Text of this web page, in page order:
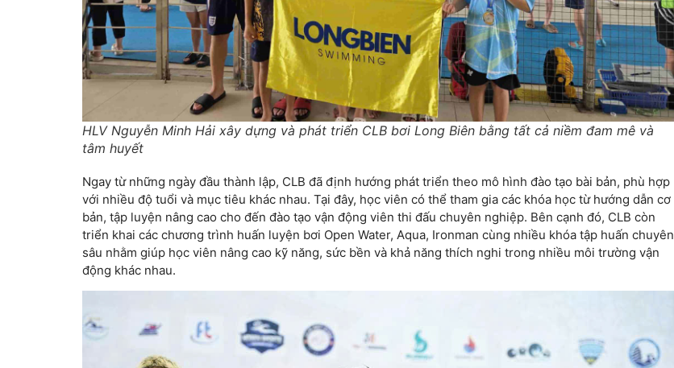
HLV Nguyễn Minh Hải xây dựng và phát triển CLB bơi Long Biên bằng tất cả niềm đam mê và
tâm huyết
Ngay từ những ngày đầu thành lập, CLB đã định hướng phát triển theo mô hình đào tạo bài bản, phù hợp
với nhiều độ tuổi và mục tiêu khác nhau. Tại đây, học viên có thể tham gia các khóa học từ hướng dẫn cơ
bản, tập luyện nâng cao cho đến đào tạo vận động viên thi đấu chuyên nghiệp. Bên cạnh đó, CLB còn
triển khai các chương trình huấn luyện bơi Open Water, Aqua, Ironman cùng nhiều khóa tập huấn chuyên
sâu nhằm giúp học viên nâng cao kỹ năng, sức bền và khả năng thích nghi trong nhiều môi trường vận
động khác nhau.